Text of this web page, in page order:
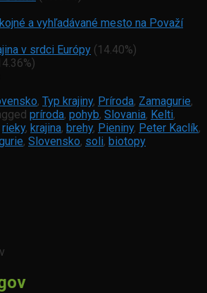
a vyhľadávané mesto na Považí
v srdci Európy (14.40%)
, Typ krajiny, Príroda, Zamagurie,
príroda, pohyb, Slovania, Kelti,
rieky, krajina, brehy, Pieniny, Peter Kaclík,
, Slovensko, soli, biotopy